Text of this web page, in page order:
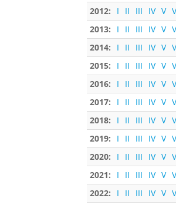
2012:
I II III IV V
2013:
I II III IV V
2014:
I II III IV V
2015:
I II III IV V
2016:
I II III IV V
2017:
I II III IV V
2018:
I II III IV V
2019:
I II III IV V
2020:
I II III IV V
2021:
I II III IV V
2022:
I II III IV V